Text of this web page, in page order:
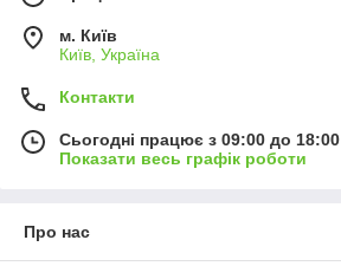
м. Київ
Київ, Україна
Контакти
Сьогодні працює з 09:00 до 18:00
Показати весь графік роботи
Про нас